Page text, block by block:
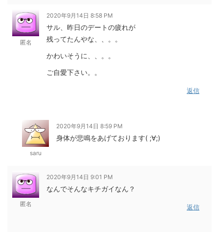
匿名
2020年9月14日 8:58 PM
サル、昨日のデートの疲れが
残ってたんやな、、。。
かわいそうに、、。。
ご自愛下さい。。
返信
saru
2020年9月14日 8:59 PM
身体が悲鳴をあげております( ;∀;)
匿名
2020年9月14日 9:01 PM
なんでそんなキチガイなん？
返信